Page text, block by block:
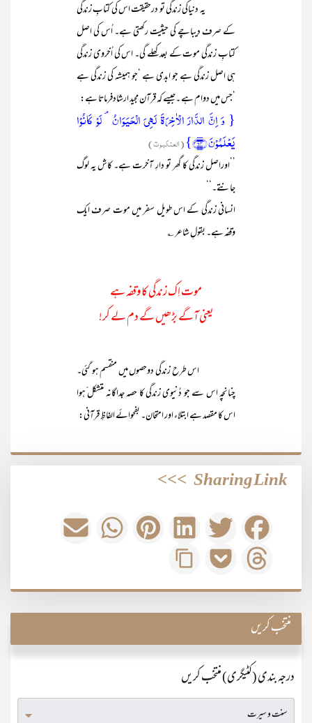
یہ دنیاکی زندگی تو درحقیقت اس کی کتابِ زندگی
کے صرف دیباچے کی حیثیت رکھتی ہے۔ اُس کی اصل
کتابِ زندگی موت کے بعد کھلے گی۔ اس کی اُخروی زندگی
ہی اصل زندگی ہے جو ابدی ہے ‘جو ہمیشہ کی زندگی ہے
‘جس میں دوام ہے ۔جیسے کہ قرآن مجید ارشادفرماتا ہے:
{ وَ اِنَّ الدَّارَ الۡاٰخِرَۃَ لَہِیَ الۡحَیَوَانُ ۘ لَوۡ کَانُوۡا
یَعۡلَمُوۡنَ ﴿۶۴﴾}
(العنکبوت)
’’اوراصل زندگی کا گھر تو دارِ آخرت ہے۔ کاش یہ لوگ
جانتے۔‘‘
انسانی زندگی کے اس طویل سفر میں موت صرف ایک
وقفہ ہے۔ بقولِ شاعر ؎
موت اِک زندگی کا وقفہ ہے
یعنی آگے بڑھیں گے دم لے کر!
اس طرح زندگی دوحصوں میں منقسم ہو گئی۔
چنانچہ اس سے جو دُنیوی زندگی کا حصہ جداگانہ متشکل ّہوا
اس کا مقصد ہے ابتلاء اور امتحان۔ بفحوائے الفاظِ قرآنی:
Sharing Link
>>>
منتخب کریں
درجہ بندی (کٹیگری) منتخب کریں